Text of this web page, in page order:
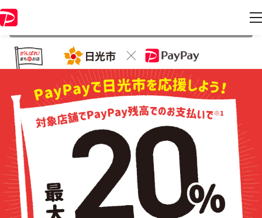
の情報はキャンペーン終了時点のものになります。